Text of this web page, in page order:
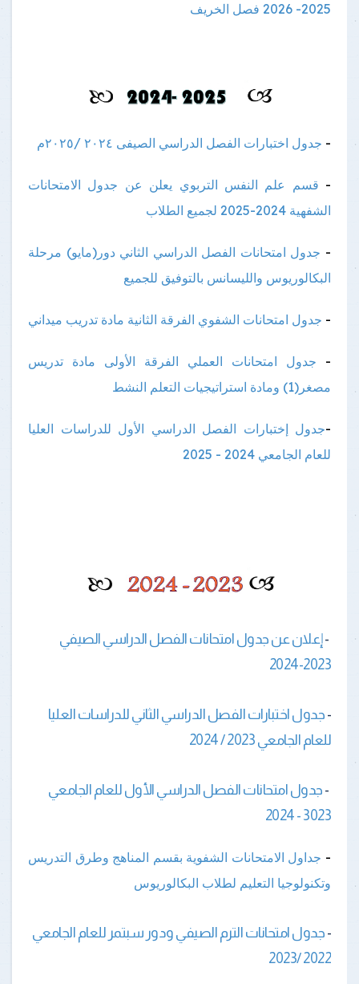
2025- 2026 فصل الخريف
- جدول اختبارات الفصل الدراسي الصيفى ٢٠٢٤ /٢٠٢٥م
- قسم علم النفس التربوي يعلن عن جدول الامتحانات
الشفهية 2024-2025 لجميع الطلاب
- جدول امتحانات الفصل الدراسي الثاني دور(مايو) مرحلة
البكالوريوس والليسانس بالتوفيق للجميع
- جدول امتحانات الشفوي الفرقة الثانية مادة تدريب ميداني
- جدول امتحانات العملي الفرقة الأولى مادة تدريس
مصغر(1) ومادة استراتيجيات التعلم النشط
-جدول إختبارات الفصل الدراسي الأول للدراسات العليا
للعام الجامعي 2024 - 2025
-إعلان عن جدول امتحانات الفصل الدراسي الصيفي
2023-2024
- جدول اختبارات الفصل الدراسي الثاني للدراسات العليا
للعام الجامعي 2023 / 2024
- جدول امتحانات الفصل الدراسي الأول للعام الجامعي
3023 - 2024
- جداول الامتحانات الشفوية بقسم المناهج وطرق التدريس
وتكنولوجيا التعليم لطلاب البكالوريوس
- جدول امتحانات الترم الصيفي ودور سبتمر للعام الجامعي
2022 /2023